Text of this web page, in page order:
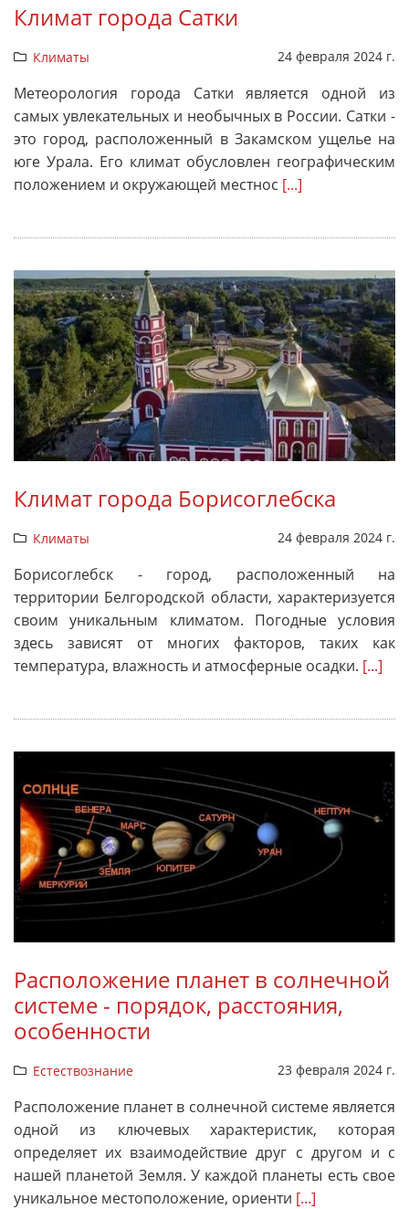
Климат города Сатки
Климаты 24 февраля 2024 г.
Метеорология города Сатки является одной из
самых увлекательных и необычных в России. Сатки -
это город, расположенный в Закамском ущелье на
юге Урала. Его климат обусловлен географическим
положением и окружающей местнос [...]
Климат города Борисоглебска
Климаты 24 февраля 2024 г.
Борисоглебск - город, расположенный на
территории Белгородской области, характеризуется
своим уникальным климатом. Погодные условия
здесь зависят от многих факторов, таких как
температура, влажность и атмосферные осадки. [...]
Расположение планет в солнечной
системе - порядок, расстояния,
особенности
Естествознание 23 февраля 2024 г.
Расположение планет в солнечной системе является
одной из ключевых характеристик, которая
определяет их взаимодействие друг с другом и с
нашей планетой Земля. У каждой планеты есть свое
уникальное местоположение, ориенти [...]